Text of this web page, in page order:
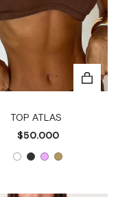
TOP ATLAS
$50.000